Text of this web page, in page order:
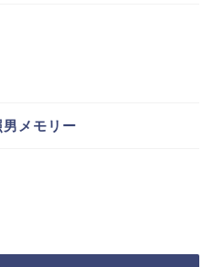
メモリー